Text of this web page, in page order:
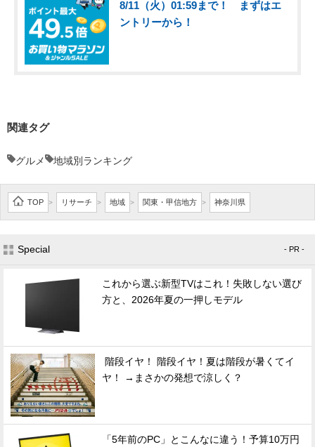
8/11（火）01:59まで！ まずはエ
ントリーから！
関連タグ
グルメ 地域別ランキング
TOP > リサーチ > 地域 > 関東・甲信地方 > 神奈川県
Special - PR -
これから選ぶ新型TVはこれ！失敗しない選び
方と、2026年夏の一押しモデル
階段イヤ！ 階段イヤ！夏は階段が暑くてイ
ヤ！ →まさかの発想で涼しく？
「5年前のPC」とこんなに違う！予算10万円